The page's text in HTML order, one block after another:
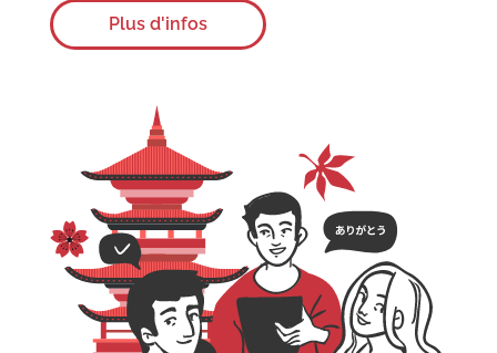
Plus d'infos